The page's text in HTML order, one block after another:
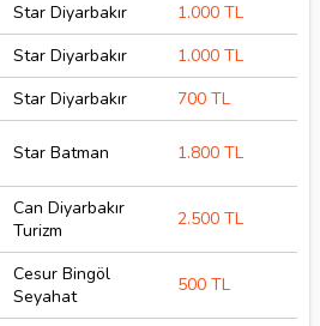
Star Diyarbakır
1.000 TL
Star Diyarbakır
1.000 TL
Star Diyarbakır
700 TL
Star Batman 1.800 TL
Can Diyarbakır
Turizm
2.500 TL
Cesur Bingöl
Seyahat
500 TL